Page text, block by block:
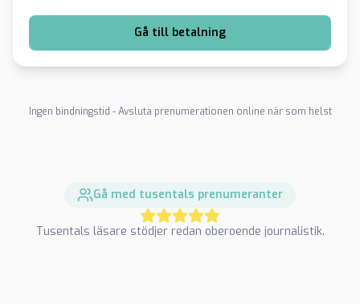
Gå till betalning
Ingen bindningstid - Avsluta prenumerationen online när som helst
Gå med tusentals prenumeranter
Tusentals läsare stödjer redan oberoende journalistik.